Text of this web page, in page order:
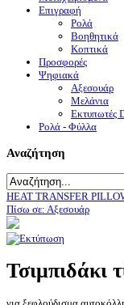
Επιγραφή
Ρολά
Βοηθητικά
Κοπτικά
Προσφορές
Ψηφιακά
Αξεσουάρ
Μελάνια
Eκτυπωτές
Ρολά - Φύλλα
Αναζήτηση
HEAT TRANSFER
Πίσω σε: Αξεσουάρ
Τσιμπιδάκι